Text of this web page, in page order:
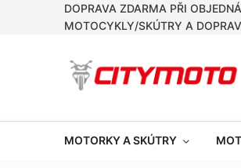
DOPRAVA ZDARMA PŘI
MOTOCYKLY/SKÚTRY A
MOTORKY A SKÚTRY